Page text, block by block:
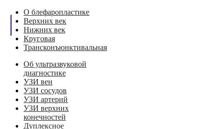
О блефаропластике
Верхних век
Нижних век
Круговая
Трансконъюнктивальная
Об ультразвуковой
диагностике
УЗИ вен
УЗИ сосудов
УЗИ артерий
УЗИ верхних
конечностей
Дуплексное